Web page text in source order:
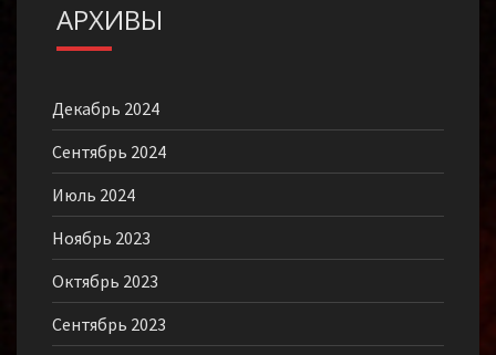
АРХИВЫ
Декабрь 2024
Сентябрь 2024
Июль 2024
Ноябрь 2023
Октябрь 2023
Сентябрь 2023